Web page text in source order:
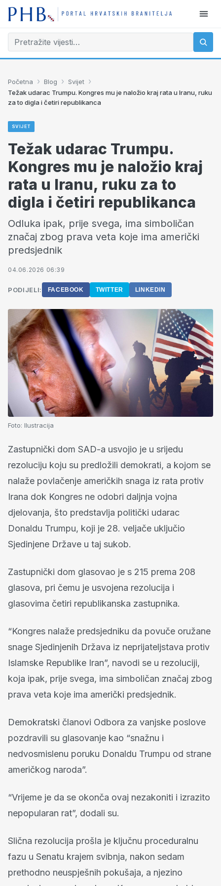
Početna › Blog › Svijet ›
Težak udarac Trumpu. Kongres mu je naložio kraj rata u Iranu, ruku
za to digla i četiri republikanca
SVIJET
Težak udarac Trumpu.
Kongres mu je naložio kraj
rata u Iranu, ruku za to
digla i četiri republikanca
Odluka ipak, prije svega, ima simboličan
značaj zbog prava veta koje ima američki
predsjednik
04.06.2026 06:39
PODIJELI: FACEBOOK TWITTER LINKEDIN
Foto: Ilustracija
Zastupnički dom SAD-a usvojio je u srijedu
rezoluciju koju su predložili demokrati, a kojom se
nalaže povlačenje američkih snaga iz rata protiv
Irana dok Kongres ne odobri daljnja vojna
djelovanja, što predstavlja politički udarac
Donaldu Trumpu, koji je 28. veljače uključio
Sjedinjene Države u taj sukob.
Zastupnički dom glasovao je s 215 prema 208
glasova, pri čemu je usvojena rezolucija i
glasovima četiri republikanska zastupnika.
“Kongres nalaže predsjedniku da povuče oružane
snage Sjedinjenih Država iz neprijateljstava protiv
Islamske Republike Iran”, navodi se u rezoluciji,
koja ipak, prije svega, ima simboličan značaj zbog
prava veta koje ima američki predsjednik.
Demokratski članovi Odbora za vanjske poslove
pozdravili su glasovanje kao “snažnu i
nedvosmislenu poruku Donaldu Trumpu od strane
američkog naroda”.
“Vrijeme je da se okonča ovaj nezakoniti i izrazito
nepopularan rat”, dodali su.
Slična rezolucija prošla je ključnu proceduralnu
fazu u Senatu krajem svibnja, nakon sedam
prethodno neuspješnih pokušaja, a njezino